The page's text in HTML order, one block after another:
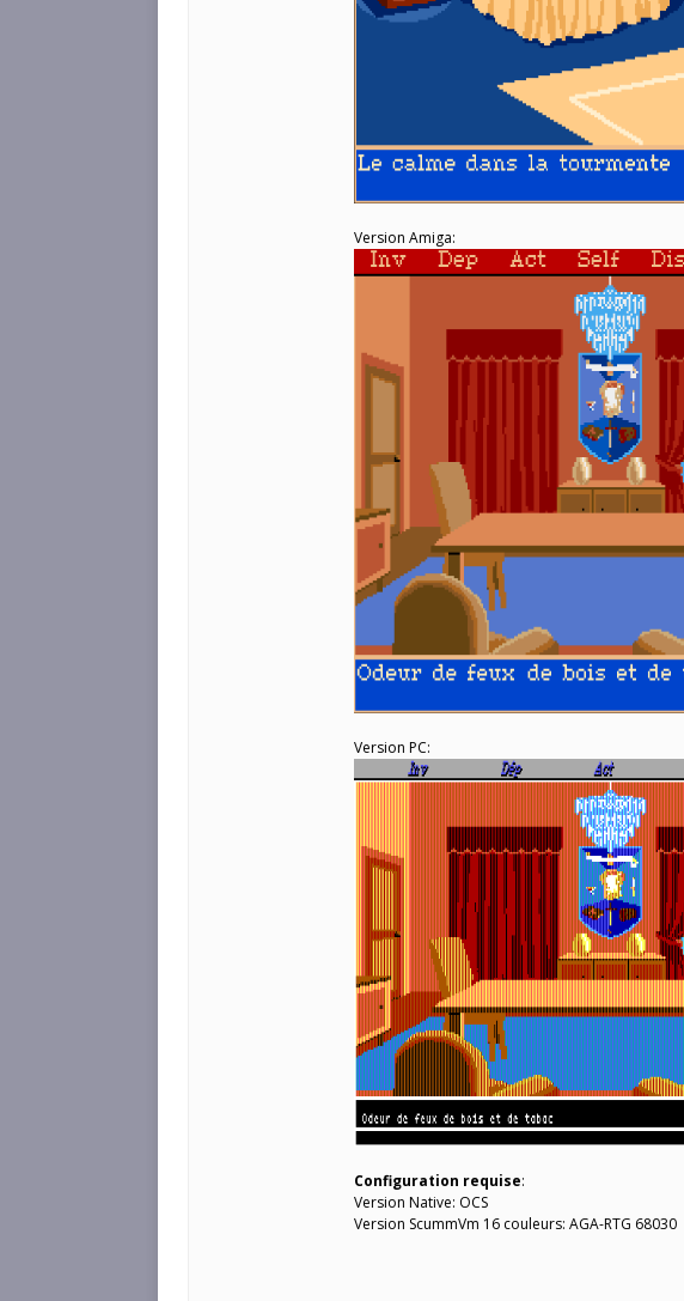
Version Amiga:
Version PC:
Configuration requise:
Version Native: OCS
Version ScummVm 16 couleurs: AGA-RTG 68030